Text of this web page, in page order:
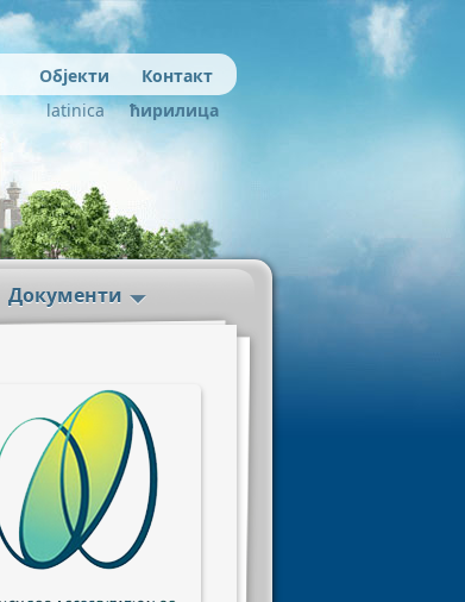
Објекти
Контакт
ћирилица
latinica
Документи